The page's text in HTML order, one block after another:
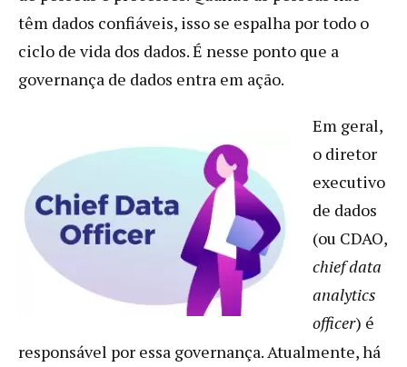
têm dados confiáveis, isso se espalha por todo o
ciclo de vida dos dados. É nesse ponto que a
governança de dados entra em ação.
Em geral,
o diretor
executivo
de dados
(ou CDAO,
chief data
analytics
officer) é
responsável por essa governança. Atualmente, há